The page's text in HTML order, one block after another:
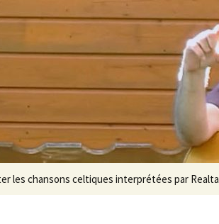
les chansons celtiques interprétées par Realta